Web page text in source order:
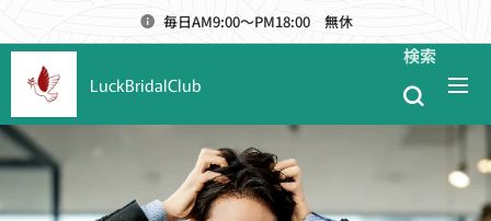
毎日AM9:00～PM18:00 無休
LuckBridalClub
検索